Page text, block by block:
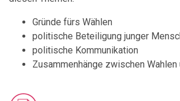
Gründe fürs Wählen
politische Beteiligung junger
politische Kommunikation
Zusammenhänge zwischen